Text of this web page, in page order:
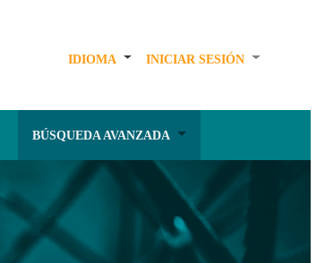
IDIOMA INICIAR SESIÓN
BÚSQUEDA AVANZADA